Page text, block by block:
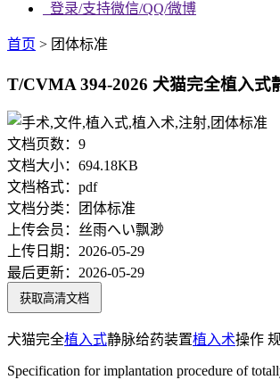
登录/支持微信/QQ/微博
首页 > 团体标准
T/CVMA 394-2026 犬猫完全植入
文档页数： 9
文档大小： 694.18KB
文档格式： pdf
文档分类：
团体标准
上传会员： 丝雨へい飘渺
上传日期： 2026-05-29
最后更新： 2026-05-29
获取高清文档
犬猫完全植入式静脉给药装置植入术操作
Specification for implantation procedure of